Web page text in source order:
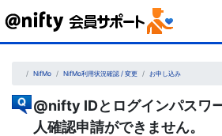
Skip
content NifMo NifMo利用状況確認 / 変更 お申し込み
@nifty IDとログインパスワ
人確認申請ができません。